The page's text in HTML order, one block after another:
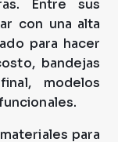
Entre sus
con una alta
para hacer
bandejas
modelos
para